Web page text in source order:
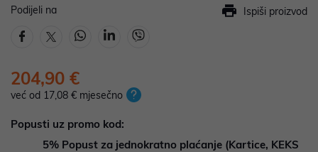
Podijeli na Ispiši proizvod
204,90 €
već od 17,08 € mjesečno
Popusti uz promo kod:
5% Popust za jednokratno plaćanje (Kartice, KEKS